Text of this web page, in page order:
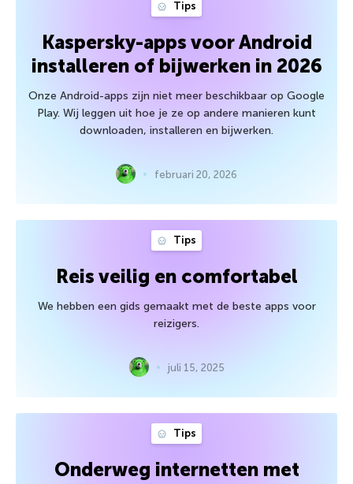
Tips
Kaspersky-apps voor Android
installeren of bijwerken in 2026
Onze Android-apps zijn niet meer beschikbaar op Google
Play. Wij leggen uit hoe je ze op andere manieren kunt
downloaden, installeren en bijwerken.
februari 20, 2026
Tips
Reis veilig en comfortabel
We hebben een gids gemaakt met de beste apps voor
reizigers.
juli 15, 2025
Tips
Onderweg internetten met